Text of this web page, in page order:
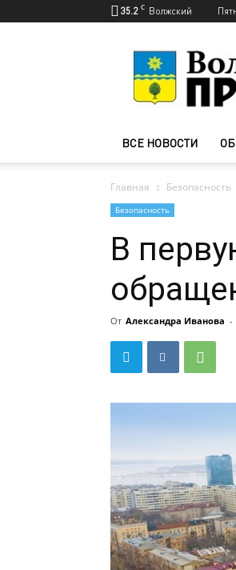
35.2 C Волжский
ВСЕ НОВОСТИ
Главная Безопасность
Безопасность
В
От Александра Иванова -